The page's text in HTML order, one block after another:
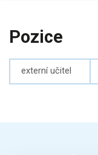
Pozice
externí učitel